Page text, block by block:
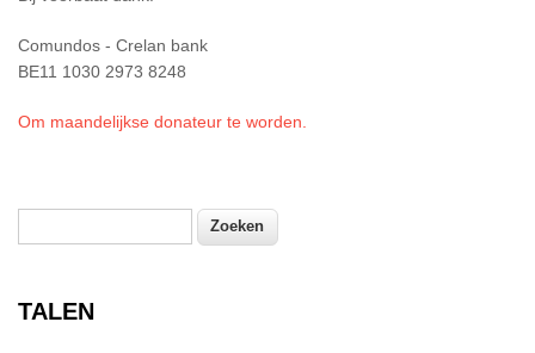
Comundos - Crelan bank
BE11 1030 2973 8248
Om maandelijkse donateur te worden.
TALEN